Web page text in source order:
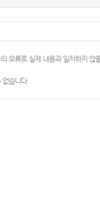
오류로 실제 내용과 일치하지
습니다.